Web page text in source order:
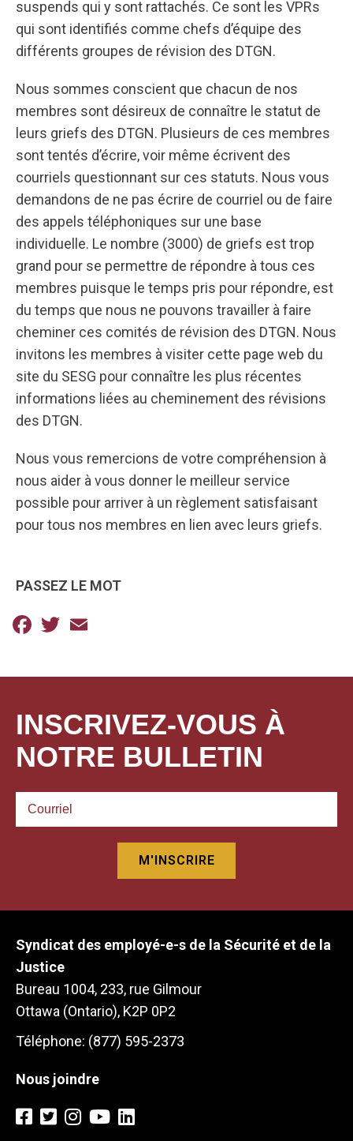
suspends qui y sont rattachés. Ce sont les VPRs
qui sont identifiés comme chefs d’équipe des
différents groupes de révision des DTGN.
Nous sommes conscient que chacun de nos
membres sont désireux de connaître le statut de
leurs griefs des DTGN. Plusieurs de ces membres
sont tentés d’écrire, voir même écrivent des
courriels questionnant sur ces statuts. Nous vous
demandons de ne pas écrire de courriel ou de faire
des appels téléphoniques sur une base
individuelle. Le nombre (3000) de griefs est trop
grand pour se permettre de répondre à tous ces
membres puisque le temps pris pour répondre, est
du temps que nous ne pouvons travailler à faire
cheminer ces comités de révision des DTGN. Nous
invitons les membres à visiter cette page web du
site du SESG pour connaître les plus récentes
informations liées au cheminement des révisions
des DTGN.
Nous vous remercions de votre compréhension à
nous aider à vous donner le meilleur service
possible pour arriver à un règlement satisfaisant
pour tous nos membres en lien avec leurs griefs.
PASSEZ LE MOT
Facebook
Twitter
INSCRIVEZ-VOUS À
NOTRE BULLETIN
Syndicat des employé-e-s de la Sécurité et de la
Justice
Bureau 1004, 233, rue Gilmour
Ottawa (Ontario), K2P 0P2
Téléphone: (877) 595-2373
Nous joindre